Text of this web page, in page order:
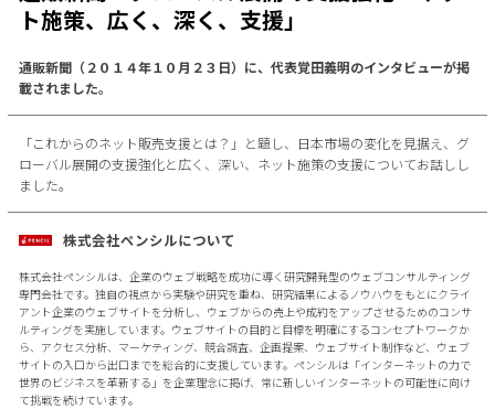
ト施策、広く、深く、支援」
通販新聞（２０１４年１０月２３日）に、代表覚田義明のインタビューが掲
載されました。
「これからのネット販売支援とは？」と題し、日本市場の変化を見据え、グ
ローバル展開の支援強化と広く、深い、ネット施策の支援についてお話しし
ました。
株式会社ペンシルについて
株式会社ペンシルは、企業のウェブ戦略を成功に導く研究開発型のウェブコンサルティング
専門会社です。独自の視点から実験や研究を重ね、研究結果によるノウハウをもとにクライ
アント企業のウェブサイトを分析し、ウェブからの売上や成約をアップさせるためのコンサ
ルティングを実施しています。ウェブサイトの目的と目標を明確にするコンセプトワークか
ら、アクセス分析、マーケティング、競合調査、企画提案、ウェブサイト制作など、ウェブ
サイトの入口から出口までを総合的に支援しています。ペンシルは「インターネットの力で
世界のビジネスを革新する」を企業理念に掲げ、常に新しいインターネットの可能性に向け
て挑戦を続けています。